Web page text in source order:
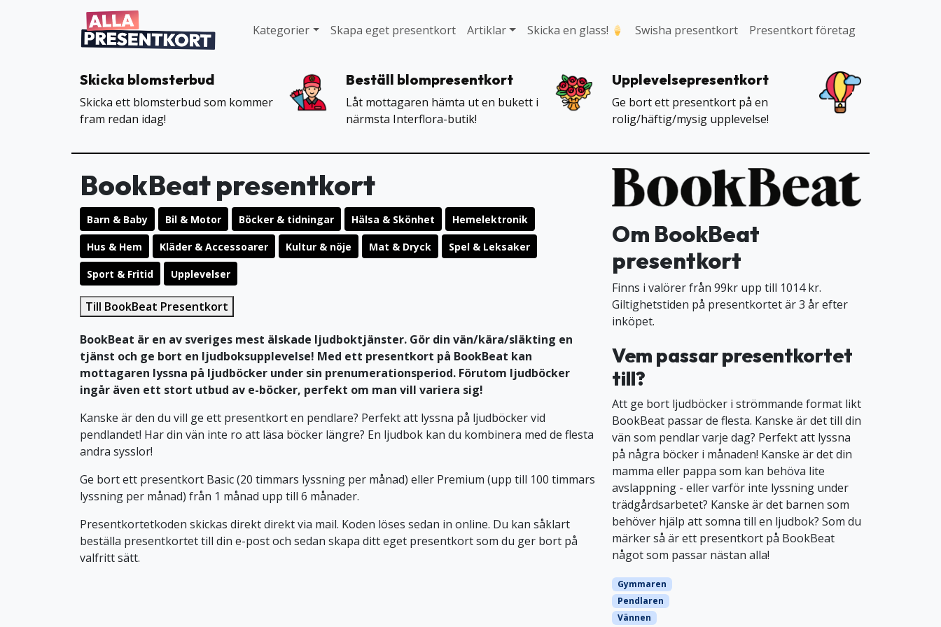
Kategorier Skapa eget presentkort Artiklar Skicka en glass! Swisha presentkort Presentkort företag
Skicka blomsterbud
Skicka ett blomsterbud som kommer
fram redan idag!
Beställ blompresentkort
Låt mottagaren hämta ut en bukett i
närmsta Interflora-butik!
Upplevelsepresentkort
Ge bort ett presentkort på en
rolig/häftig/mysig upplevelse!
BookBeat presentkort
Barn & Baby Bil & Motor Böcker & tidningar Hälsa & Skönhet Hemelektronik
Hus & Hem Kläder & Accessoarer Kultur & nöje Mat & Dryck Spel & Leksaker
Sport & Fritid Upplevelser
Till BookBeat Presentkort
BookBeat är en av sveriges mest älskade ljudboktjänster. Gör din vän/kära/släkting en
tjänst och ge bort en ljudboksupplevelse! Med ett presentkort på BookBeat kan
mottagaren lyssna på ljudböcker under sin prenumerationsperiod. Förutom ljudböcker
ingår även ett stort utbud av e-böcker, perfekt om man vill variera sig!
Kanske är den du vill ge ett presentkort en pendlare? Perfekt att lyssna på ljudböcker vid
pendlandet! Har din vän inte ro att läsa böcker längre? En ljudbok kan du kombinera med de flesta
andra sysslor!
Ge bort ett presentkort Basic (20 timmars lyssning per månad) eller Premium (upp till 100 timmars
lyssning per månad) från 1 månad upp till 6 månader.
Presentkortetkoden skickas direkt direkt via mail. Koden löses sedan in online. Du kan såklart
beställa presentkortet till din e-post och sedan skapa ditt eget presentkort som du ger bort på
valfritt sätt.
Om BookBeat
presentkort
Finns i valörer från 99kr upp till 1014 kr.
Giltighetstiden på presentkortet är 3 år efter
inköpet.
Vem passar presentkortet
till?
Att ge bort ljudböcker i strömmande format likt
BookBeat passar de flesta. Kanske är det till din
vän som pendlar varje dag? Perfekt att lyssna
på några böcker i månaden! Kanske är det din
mamma eller pappa som kan behöva lite
avslappning - eller varför inte lyssning under
trädgårdsarbetet? Kanske är det barnen som
behöver hjälp att somna till en ljudbok? Som du
märker så är ett presentkort på BookBeat
något som passar nästan alla!
Gymmaren
Pendlaren
Vännen